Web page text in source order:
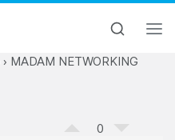
› MADAM NETWORKING
0